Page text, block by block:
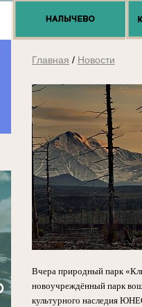
Главная / Новости
Вчера природный парк
новоучреждённый парк
культурного наследия